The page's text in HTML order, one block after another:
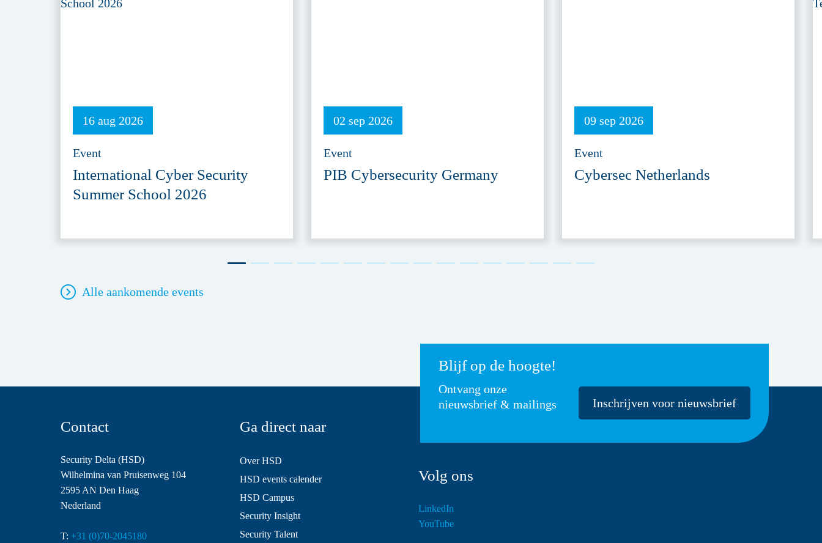
16 aug 2026
Event
International Cyber Security
Summer School 2026
02 sep 2026
Event
PIB Cybersecurity Germany
09 sep 2026
Event
Cybersec Netherlands
Alle aankomende events
Blijf op de hoogte!
Ontvang onze
nieuwsbrief & mailings
Inschrijven voor nieuwsbrief
Contact
Security Delta (HSD)
Wilhelmina van Pruisenweg 104
2595 AN Den Haag
Nederland
T: +31 (0)70-2045180
Ga direct naar
Over HSD
HSD events calender
HSD Campus
Security Insight
Security Talent
Volg ons
LinkedIn
YouTube